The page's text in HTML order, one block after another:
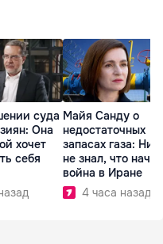
суда
Она
хочет
себя
Майя Санду о
недостаточных
запасах газа:
не знал, что
война в Иране
4 часа назад